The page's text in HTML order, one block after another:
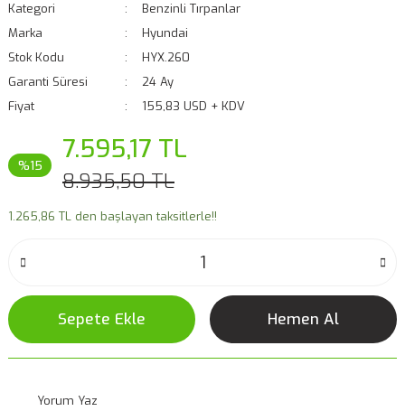
Kategori
Benzinli Tırpanlar
Marka
Hyundai
Stok Kodu
HYX.260
Garanti Süresi
24 Ay
Fiyat
155,83 USD + KDV
%15 7.595,17 TL
8.935,50 TL
1.265,86 TL den başlayan taksitlerle!!
Sepete Ekle Hemen Al
Yorum Yaz